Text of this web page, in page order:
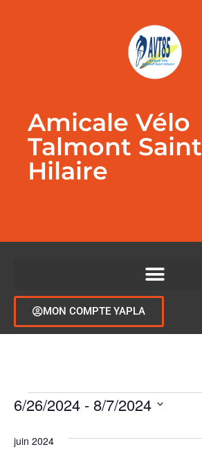
Amicale Vélo
Talmont Saint
Hilaire
MON COMPTE YAPLA
6/26/2024 - 8/7/2024
date.
juin 2024